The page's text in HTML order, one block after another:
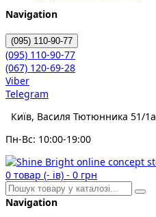
Navigation
(095) 110-90-77
(095) 110-90-77
(067) 120-69-28
Viber
Telegram
Київ, Василя Тютюнника 51/1а
Пн-Вс: 10:00-19:00
0 товар (- ів) - 0 грн
Navigation